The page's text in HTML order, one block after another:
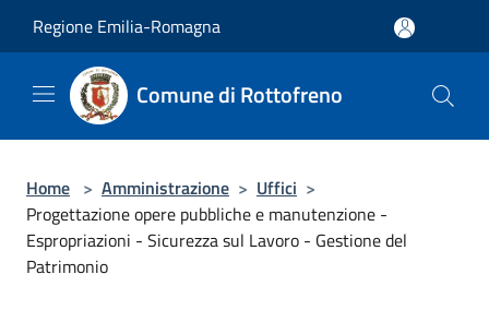
Regione Emilia-Romagna
Comune di Rottofreno
Home > Amministrazione > Uffici >
Progettazione opere pubbliche e manutenzione -
Espropriazioni - Sicurezza sul Lavoro - Gestione del
Patrimonio